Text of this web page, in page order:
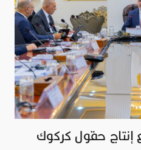
إنتاج حقول كركوك